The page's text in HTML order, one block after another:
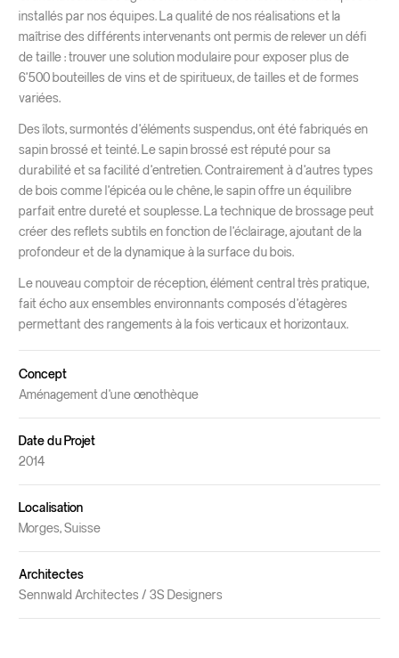
installés par nos équipes. La qualité de nos réalisations et la
maîtrise des différents intervenants ont permis de relever un défi
de taille : trouver une solution modulaire pour exposer plus de
6’500 bouteilles de vins et de spiritueux, de tailles et de formes
variées.
Des îlots, surmontés d’éléments suspendus, ont été fabriqués en
sapin brossé et teinté. Le sapin brossé est réputé pour sa
durabilité et sa facilité d’entretien. Contrairement à d’autres types
de bois comme l’épicéa ou le chêne, le sapin offre un équilibre
parfait entre dureté et souplesse. La technique de brossage peut
créer des reflets subtils en fonction de l’éclairage, ajoutant de la
profondeur et de la dynamique à la surface du bois.
Le nouveau comptoir de réception, élément central très pratique,
fait écho aux ensembles environnants composés d’étagères
permettant des rangements à la fois verticaux et horizontaux.
Concept
Aménagement d’une œnothèque
Date du Projet
2014
Localisation
Morges, Suisse
Architectes
Sennwald Architectes / 3S Designers